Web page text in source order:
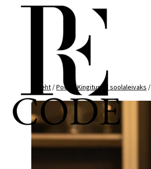
Esileht/Pood /Kingitused soolaleivaks